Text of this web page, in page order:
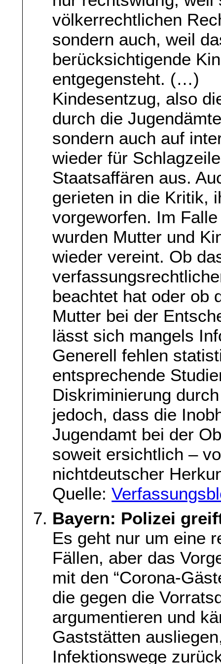
völkerrechtlichen
sondern auch, weil
berücksichtigende
entgegensteht. (…)
Kindesentzug, also
durch die
sondern auch auf
wieder für
Staatsaffären aus.
gerieten in die Kritik,
vorgeworfen. Im
wurden Mutter und
wieder vereint. Ob
beachtet hat oder ob
Mutter bei der
lässt sich mangels
Generell fehlen
entsprechende
Diskriminierung
jedoch, dass die
Jugendamt bei der
soweit ersichtlich –
nichtdeutscher
Quelle:
Bayern: Polizei
Es geht nur um eine
Fällen, aber das
mit den “Corona-
die gegen die
argumentieren und
Gaststätten
Infektionswege